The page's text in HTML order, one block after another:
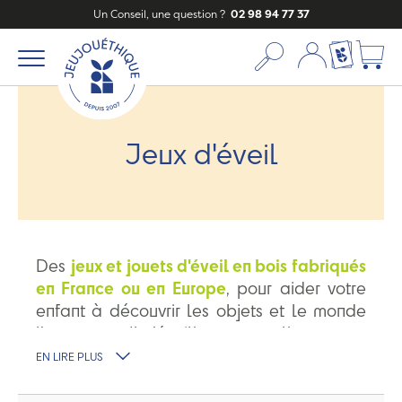
Un Conseil, une question ? 02 98 94 77 37
Mon compte
Ma liste
Jeux d'éveil
Des jeux et jouets d'éveil en bois fabriqués
en France ou en Europe, pour aider votre
enfant à découvrir les objets et le monde
l'entourant. Il s'éveillera naturellement
toute sécurité
EN LIRE PLUS